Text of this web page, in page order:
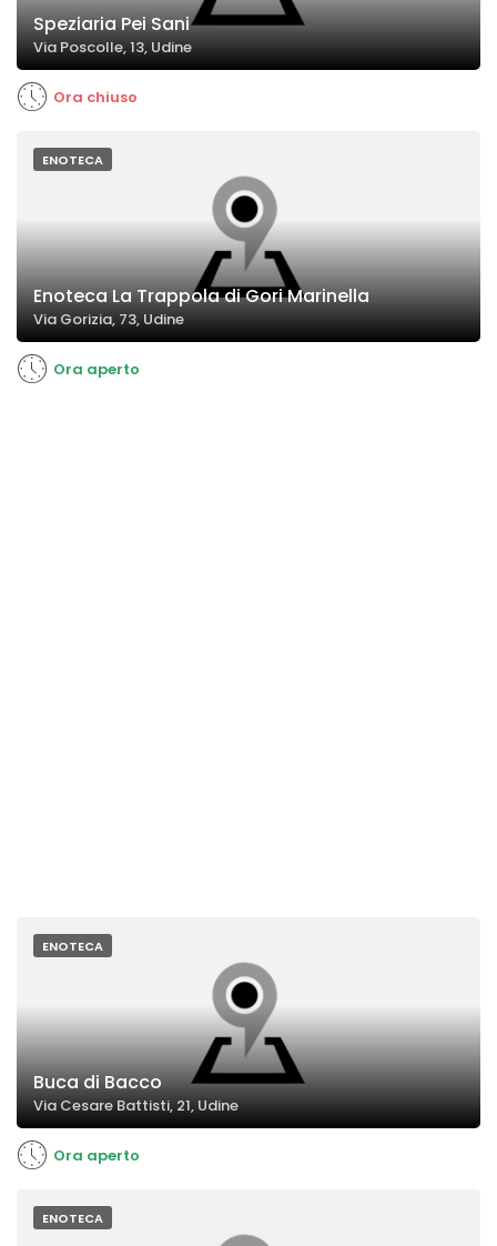
Speziaria Pei Sani
Via Poscolle, 13, Udine
Ora chiuso
ENOTECA
Enoteca La Trappola di Gori Marinella
Via Gorizia, 73, Udine
Ora aperto
ENOTECA
Buca di Bacco
Via Cesare Battisti, 21, Udine
Ora aperto
ENOTECA